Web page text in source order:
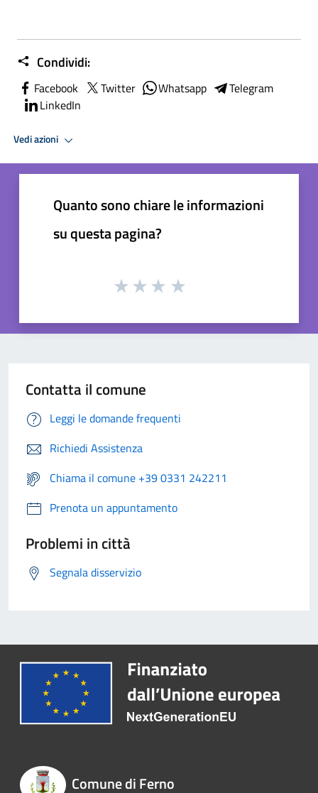
Condividi:
Facebook Twitter Whatsapp
Telegram
LinkedIn
Vedi azioni
Quanto sono chiare le informazioni
su questa pagina?
Contatta il comune
Leggi le domande frequenti
Richiedi Assistenza
Chiama il comune +39 0331 242211
Prenota un appuntamento
Problemi in città
Segnala disservizio
Comune di Ferno